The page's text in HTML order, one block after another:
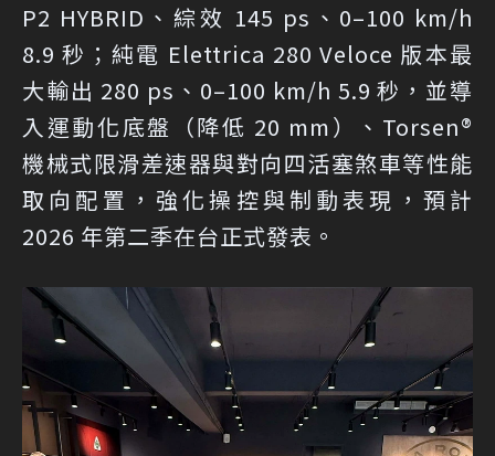
P2 HYBRID、綜效 145 ps、0–100 km/h
8.9 秒；純電 Elettrica 280 Veloce 版本最
大輸出 280 ps、0–100 km/h 5.9 秒，並導
入運動化底盤（降低 20 mm）、Torsen®
機械式限滑差速器與對向四活塞煞車等性能
取向配置，強化操控與制動表現，預計
2026 年第二季在台正式發表。